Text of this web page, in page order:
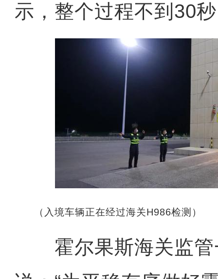
示，整个过程不到30
（入境车辆正在经过海关H986检测）
霍尔果斯海关监管